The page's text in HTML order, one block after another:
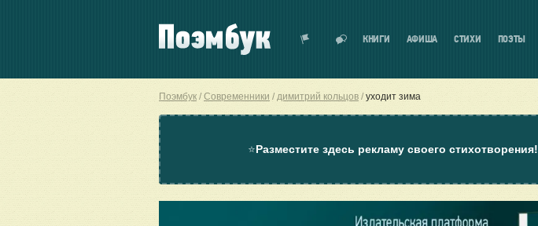
КНИГИ АФИША СТИХИ ПОЭТЫ
Поэмбук Современники димитрий кольцов уходит зима
⭐Разместите здесь рекламу своего стихотворения!